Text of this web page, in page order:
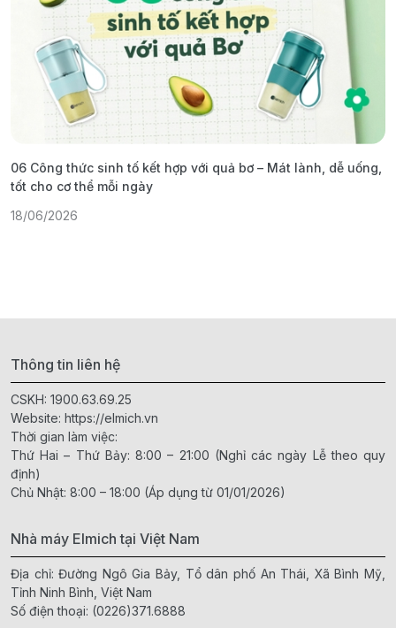
06 Công thức sinh tố kết hợp với quả bơ – Mát lành, dễ uống,
tốt cho cơ thể mỗi ngày
18/06/2026
Thông tin liên hệ
CSKH: 1900.63.69.25
Website: https://elmich.vn
Thời gian làm việc:
Thứ Hai – Thứ Bảy: 8:00 – 21:00 (Nghỉ các ngày Lễ theo quy
định)
Chủ Nhật: 8:00 – 18:00 (Áp dụng từ 01/01/2026)
Nhà máy Elmich tại Việt Nam
Địa chỉ: Đường Ngô Gia Bảy, Tổ dân phố An Thái, Xã Bình Mỹ,
Tỉnh Ninh Bình, Việt Nam
Số điện thoại: (0226)371.6888